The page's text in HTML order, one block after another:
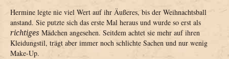
Hermine legte nie viel Wert auf ihr Äußeres, bis der Weihnachtsball
anstand. Sie putzte sich das erste Mal heraus und wurde so erst als
richtiges Mädchen angesehen. Seitdem achtet sie mehr auf ihren
Kleidungstil, trägt aber immer noch schlichte Sachen und nur wenig
Make-Up.